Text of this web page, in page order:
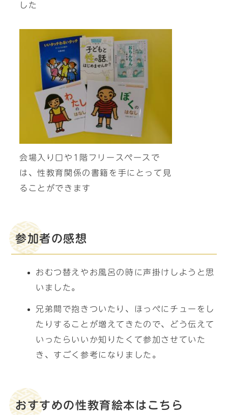
した
会場入り口や1階フリースペースで
は、性教育関係の書籍を手にとって見
ることができます
参加者の感想
おむつ替えやお風呂の時に声掛けしようと思
いました。
兄弟間で抱きついたり、ほっぺにチューをし
たりすることが増えてきたので、どう伝えて
いったらいいか知りたくて参加させていた
き、すごく参考になりました。
おすすめの性教育絵本はこちら